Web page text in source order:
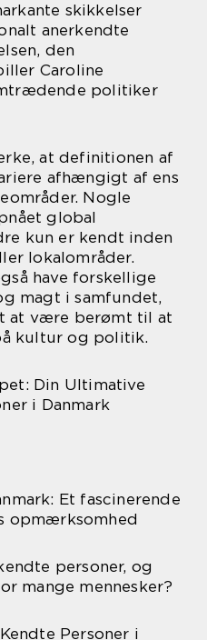
skikkelser
anerkendte
den
Caroline
politiker
at definitionen af
afhængigt af ens
Nogle
global
kun er kendt inden
lokalområder.
have forskellige
magt i samfundet,
at være berømt til at
kultur og politik.
Din Ultimative
i Danmark
Et fascinerende
opmærksomhed
personer, og
mange mennesker?
Personer i